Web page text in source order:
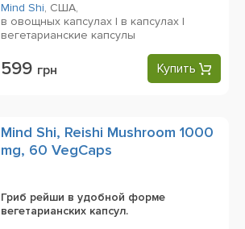
Mind Shi, США,
в овощных капсулах | в капсулах |
вегетарианские капсулы
599 грн Купить
Mind Shi, Reishi Mushroom 1000
mg, 60 VegCaps
Гриб рейши в удобной форме
вегетарианских капсул.